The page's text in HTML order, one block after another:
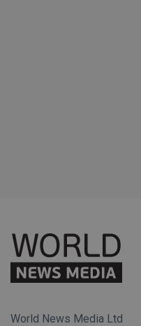
World News Media Ltd